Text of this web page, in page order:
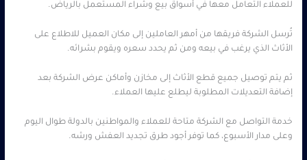
للعملاء التعامل معها في أسواق بيع وشراء المستعمل بالرياض.
تُرسل الشركة فريقها من أمهر العاملين إلى مكان العميل للاطلاع على
الأثاث الذي يرغب في بيعه ومن ثم يحدد سعره ويقوم بشرائه.
ثم يتم توصيل جميع قطع الأثاث إلى مخازن وأماكن عرض الشركة بعد
إضافة التعديلات المطلوبة ليطلع عليها العملاء.
خدمة التواصل مع الشركة متاحة للعملاء والمواطنين بالدولة طوال اليوم
وعلى مدار الأسبوع، كما توفر أجود طرق تجديد العفش ورشه.